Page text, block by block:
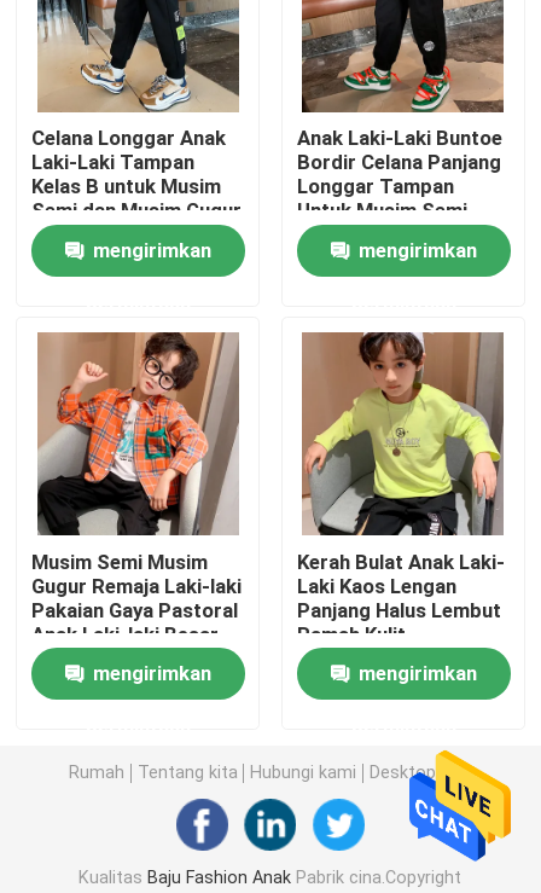
Pakaian Gadis Kecil
Baju Remaja Laki-Laki
Set Pakaian Anak
Mantel Anak Hangat
Celana Anak
Baju Baju Anak
Pakaian Anak Trendi
Sweater Kardigan Anak
Pakaian Pelindung Matahari Anak-Anak
Pakaian Musim Panas Anak-anak
Pakaian Musim Dingin Anak
Celana Longgar Anak
Laki-Laki Tampan
Kelas B untuk Musim
Semi dan Musim Gugur
mengirimkan
Anak Laki-Laki Buntoe
Bordir Celana Panjang
Longgar Tampan
Untuk Musim Semi
Musim Gugur
mengirimkan
Musim Semi Musim
Gugur Remaja Laki-laki
Pakaian Gaya Pastoral
Anak Laki-laki Besar
Kemeja Kotak-kotak
mengirimkan
Kerah Bulat Anak Laki-
Laki Kaos Lengan
Panjang Halus Lembut
Ramah Kulit
mengirimkan
Rumah Tentang kita Hubungi kami Desktop Site
Kualitas Baju Fashion Anak Pabrik cina.Copyright